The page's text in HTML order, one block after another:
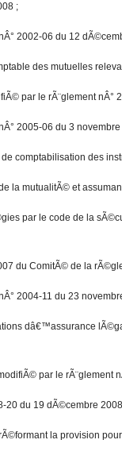
;
2002-06 du 12
des mutuelles
par le rÃ¨glement
2005-06 du 3
de comptabilisation des
la mutualitÃ© et
par le code de la
du ComitÃ© de la
2004-11 du 23
dâ€™assurance
par le rÃ¨glement
20 du 19 dÃ©cembre
la provision